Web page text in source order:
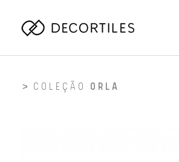
COLEÇÃO ORLA